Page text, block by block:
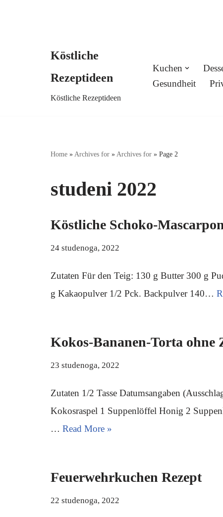
Köstliche
Rezeptideen
Köstliche Rezeptideen
Kuchen
Gesundheit
Home » Archives for » Archives for » Page 2
studeni 2022
Köstliche Schoko-
24 studenoga, 2022
Zutaten Für den Teig: 130 g Butter 300 g
g Kakaopulver 1/2 Pck. Backpulver 140…
Kokos-Bananen-Torta ohne
23 studenoga, 2022
Zutaten 1/2 Tasse Datumsangaben
Kokosraspel 1 Suppenlöffel Honig 2
… Read More »
Feuerwehrkuchen Rezept
22 studenoga, 2022